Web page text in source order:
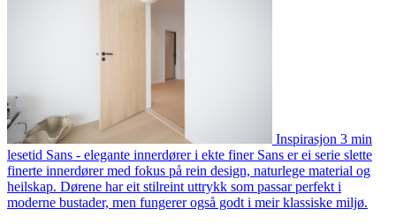
Inspirasjon 3 min
lesetid Sans - elegante innerdører i ekte finer Sans er ei serie slette
finerte innerdører med fokus på rein design, naturlege material og
heilskap. Dørene har eit stilreint uttrykk som passar perfekt i
moderne bustader, men fungerer også godt i meir klassiske miljø.